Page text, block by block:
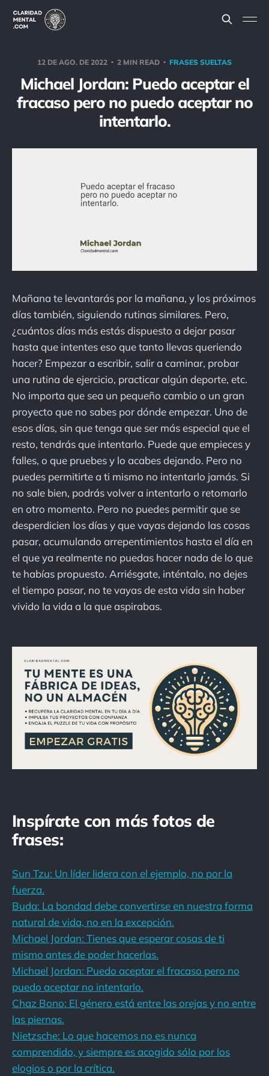
12 DE AGO. DE 2022 2 MIN READ FRASES SUELTAS
Michael Jordan: Puedo aceptar el
fracaso pero no puedo aceptar no
intentarlo.
Mañana te levantarás por la mañana, y los próximos
días también, siguiendo rutinas similares. Pero,
¿cuántos días más estás dispuesto a dejar pasar
hasta que intentes eso que tanto llevas queriendo
hacer? Empezar a escribir, salir a caminar, probar
una rutina de ejercicio, practicar algún deporte, etc.
No importa que sea un pequeño cambio o un gran
proyecto que no sabes por dónde empezar. Uno de
esos días, sin que tenga que ser más especial que el
resto, tendrás que intentarlo. Puede que empieces y
falles, o que pruebes y lo acabes dejando. Pero no
puedes permitirte a ti mismo no intentarlo jamás. Si
no sale bien, podrás volver a intentarlo o retomarlo
en otro momento. Pero no puedes permitir que se
desperdicien los días y que vayas dejando las cosas
pasar, acumulando arrepentimientos hasta el día en
el que ya realmente no puedas hacer nada de lo que
te habías propuesto. Arriésgate, inténtalo, no dejes
el tiempo pasar, no te vayas de esta vida sin haber
vivido la vida a la que aspirabas.
Inspírate con más fotos de
frases:
Sun Tzu: Un líder lidera con el ejemplo, no por la
fuerza.
Buda: La bondad debe convertirse en nuestra forma
natural de vida, no en la excepción.
Michael Jordan: Tienes que esperar cosas de ti
mismo antes de poder hacerlas.
Michael Jordan: Puedo aceptar el fracaso pero no
puedo aceptar no intentarlo.
Chaz Bono: El género está entre las orejas y no entre
las piernas.
Nietzsche: Lo que hacemos no es nunca
comprendido, y siempre es acogido sólo por los
elogios o por la crítica.